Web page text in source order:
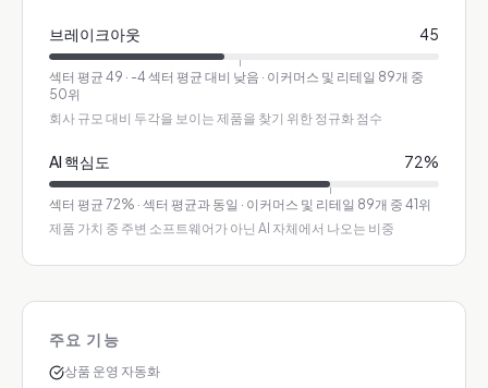
브레이크아웃 45
섹터 평균 49 · -4 섹터 평균 대비 낮음 · 이커머스 및 리테일 89개 중
50위
회사 규모 대비 두각을 보이는 제품을 찾기 위한 정규화 점수
AI 핵심도 72%
섹터 평균 72% · 섹터 평균과 동일 · 이커머스 및 리테일 89개 중 41위
제품 가치 중 주변 소프트웨어가 아닌 AI 자체에서 나오는 비중
주요 기능
상품 운영 자동화